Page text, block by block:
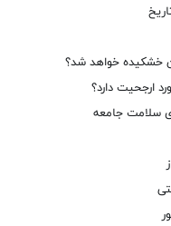
خشکیده خواهد شد؟
ارجحیت دارد؟
سلامت جامعه